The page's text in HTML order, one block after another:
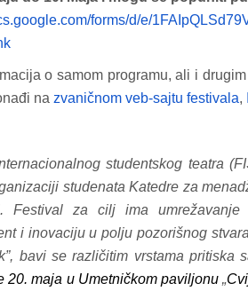
forms/d/e/
o samom programu, ali i
na zvaničnom veb-sajtu festivala,
studentskog teatra
studenata Katedre za
Festival za cilj ima
i inovaciju u polju pozorišnog
bavi se različitim vrstama pritiska
20. maja u Umetničkom paviljonu„
kod04-